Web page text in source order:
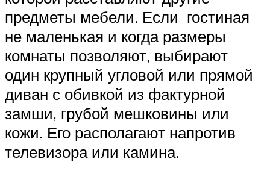
предметы мебели. Если гостиная
не маленькая и когда размеры
комнаты позволяют, выбирают
один крупный угловой или прямой
диван с обивкой из фактурной
замши, грубой мешковины или
кожи. Его располагают напротив
телевизора или камина.